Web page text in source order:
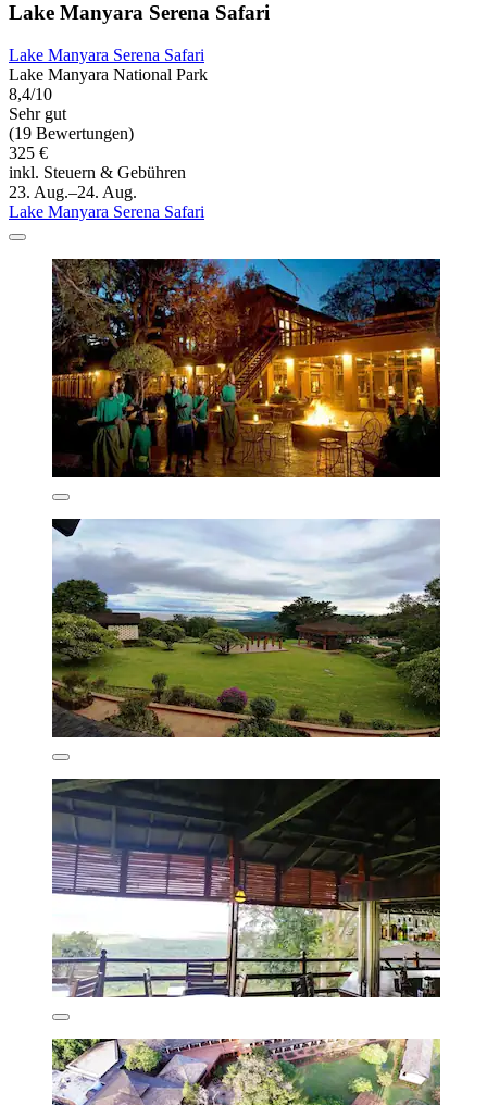
Lake Manyara Serena Safari
Lake Manyara Serena Safari
Lake Manyara National Park
8,4/10
Sehr gut
(19 Bewertungen)
325 €
inkl. Steuern & Gebühren
23. Aug.–24. Aug.
Lake Manyara Serena Safari